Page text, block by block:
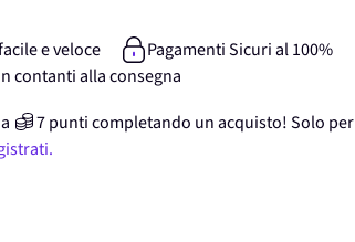
e veloce
Pagamenti Sicuri al 100%
contanti alla consegna
7punticompletando un acquisto! Solo per